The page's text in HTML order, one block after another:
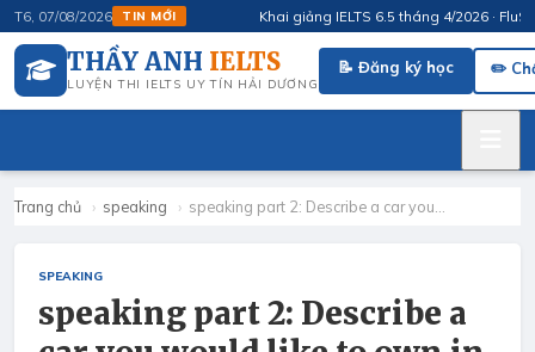
T6, 07/08/2026 TIN MỚI Khai giảng IELTS 6.5 tháng 4/2026 ·
THẦY ANH IELTS
LUYỆN THI IELTS UY TÍN HẢI DƯƠNG
📝 Đăng ký học ✏️
Trang chủ › speaking › speaking part 2: Describe a car you…
SPEAKING
speaking part 2: Describe a